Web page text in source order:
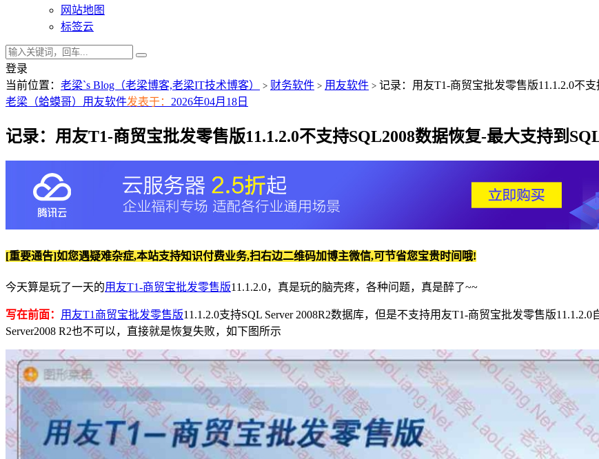
网站地图
标签云
登录
当前位置： 老梁`s Blog（老梁博客,老梁IT技术博客） > 财务软件 > 用友软件 > 记录：用友T1-商贸宝批发零售版11.1.2.0不
老梁（蛤蟆哥） 用友软件发表于： 2026年04月18日
记录：用友T1-商贸宝批发零售版11.1.2.0不支持SQL2008数据恢复-最大支持到
[重要通告]如您遇疑难杂症,本站支持知识付费业务,扫右边二维码加博主微信,可节省您宝贵时间哦!
今天算是玩了一天的用友T1-商贸宝批发零售版11.1.2.0，真是玩的脑壳疼，各种问题，真是醉了~~
写在前面： 用友T1商贸宝批发零售版11.1.2.0支持SQL Server 2008R2数据库，但是不支持用友T1-商贸宝批发零售版
Server2008 R2也不可以，直接就是恢复失败，如下图所示